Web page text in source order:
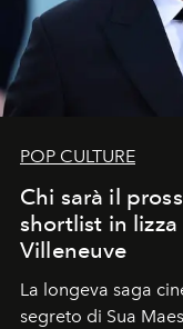
POP CULTURE
Chi sarà il
shortlist in
Villeneuve
La longeva saga
segreto di Sua